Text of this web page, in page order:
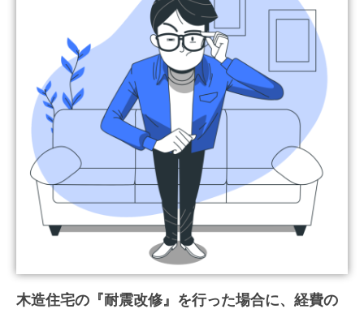
木造住宅の『耐震改修』を行った場合に、経費の